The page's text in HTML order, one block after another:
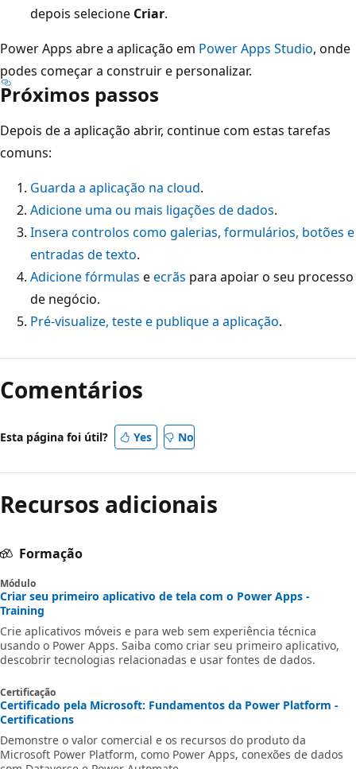
depois selecione Criar.
Power Apps abre a aplicação em Power Apps Studio, onde
podes começar a construir e personalizar.
Próximos passos
Depois de a aplicação abrir, continue com estas tarefas
comuns:
Guarda a aplicação na cloud.
Adicione uma ou mais ligações de dados.
Insera controlos como galerias, formulários, botões e
entradas de texto.
Adicione fórmulas eecrãs para apoiar o seu processo
de negócio.
Pré-visualize, teste e publique a aplicação.
Modo
de
leitura
Comentários
Esta página foi útil? Yes No
Recursos adicionais
Formação
Módulo
Criar seu primeiro aplicativo de tela com o Power Apps -
Training
Crie aplicativos móveis e para web sem experiência técnica
usando o Power Apps. Saiba como criar seu primeiro aplicativo,
descobrir tecnologias relacionadas e usar fontes de dados.
Certificação
Certificado pela Microsoft: Fundamentos da Power Platform -
Certifications
Demonstre o valor comercial e os recursos do produto da
Microsoft Power Platform, como Power Apps, conexões de dados